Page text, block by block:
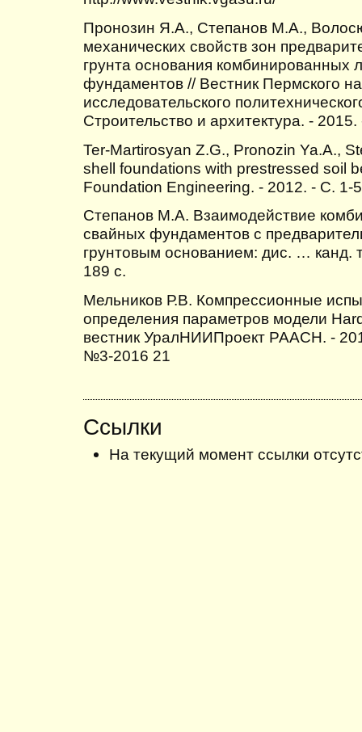
Пронозин Я.А., Степанов М.А.,
механических свойств зон
грунта основания комбинированных
фундаментов // Вестник Пермского
исследовательского
Строительство и архитектура. -
Ter-Martirosyan Z.G., Pronozin Ya.A.,
shell foundations with prestressed soil
Foundation Engineering. - 2012. - С. 1-
Степанов М.А. Взаимодействие
свайных фундаментов с
грунтовым основанием: дис. … канд.
189 с.
Мельников Р.В. Компрессионные
определения параметров модели
вестник УралНИИПроект РААСН. -
№3-2016 21
Ссылки
На текущий момент ссылки